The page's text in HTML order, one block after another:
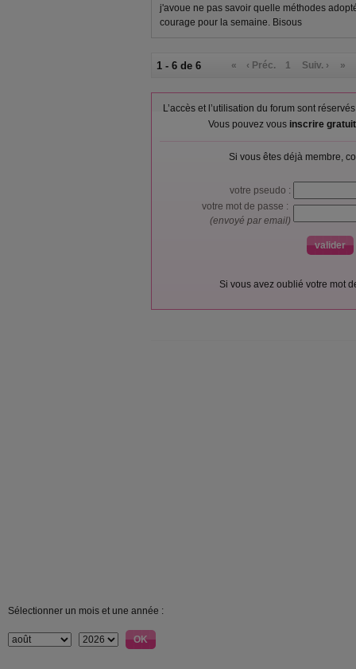
j'avoue ne pas savoir quelle méthodes
courage pour la semaine. Bisous
1 - 6 de 6 « ‹ Préc. 1 Suiv. › »
L’accès et l’utilisation du forum sont
Vous pouvez vous inscrire
Si vous êtes déjà membre,
votre pseudo :
votre mot de passe :
(envoyé par email)
Si vous avez oublié votre mot
Sélectionner un mois et une année :